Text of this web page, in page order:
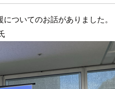
ついてのお話がありました。